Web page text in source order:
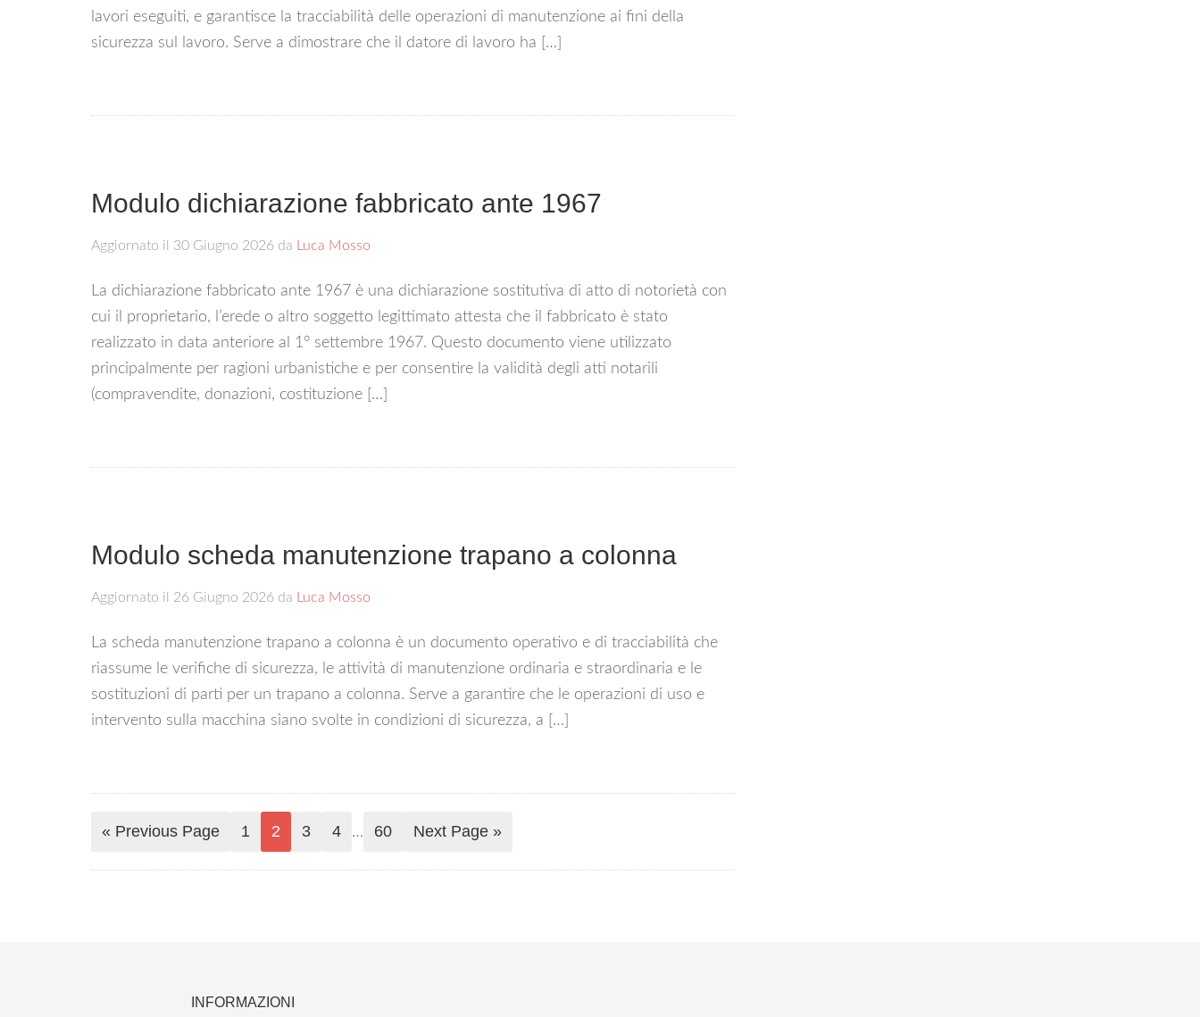
lavori eseguiti, e garantisce la tracciabilità delle operazioni di manutenzione ai fini della
sicurezza sul lavoro. Serve a dimostrare che il datore di lavoro ha […]
Modulo dichiarazione fabbricato ante 1967
Aggiornato il 30 Giugno 2026 da Luca Mosso
La dichiarazione fabbricato ante 1967 è una dichiarazione sostitutiva di atto di notorietà con
cui il proprietario, l’erede o altro soggetto legittimato attesta che il fabbricato è stato
realizzato in data anteriore al 1° settembre 1967. Questo documento viene utilizzato
principalmente per ragioni urbanistiche e per consentire la validità degli atti notarili
(compravendite, donazioni, costituzione […]
Modulo scheda manutenzione trapano a colonna​
Aggiornato il 26 Giugno 2026 da Luca Mosso
La scheda manutenzione trapano a colonna è un documento operativo e di tracciabilità che
riassume le verifiche di sicurezza, le attività di manutenzione ordinaria e straordinaria e le
sostituzioni di parti per un trapano a colonna. Serve a garantire che le operazioni di uso e
intervento sulla macchina siano svolte in condizioni di sicurezza, a […]
« Previous Page 1 2 3 4 … 60 Next Page »
INFORMAZIONI